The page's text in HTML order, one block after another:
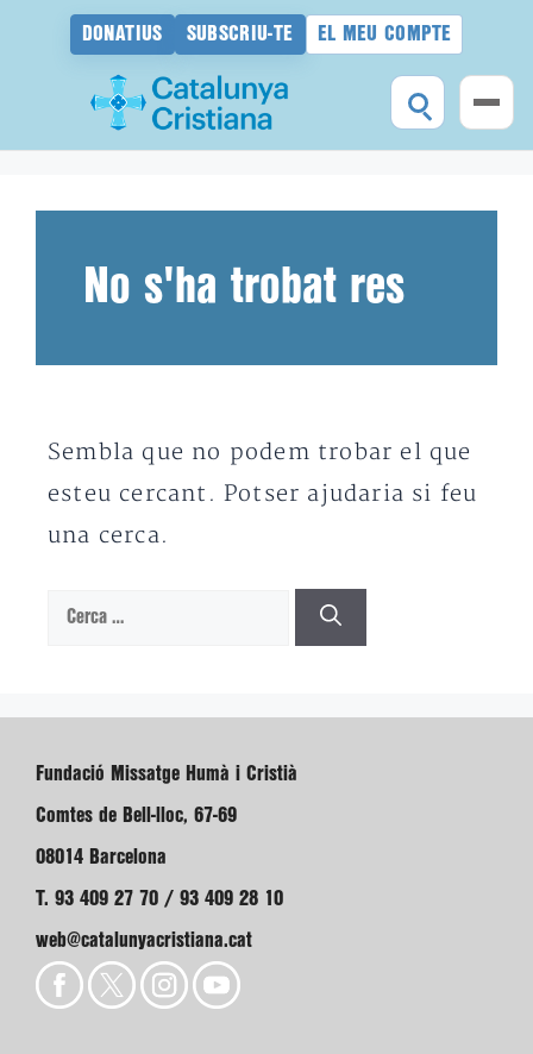
DONATIUS SUBSCRIU-TE EL MEU COMPTE
No s'ha trobat res
Sembla que no podem trobar el que
esteu cercant. Potser ajudaria si feu
una cerca.
Cerca:
Fundació Missatge Humà i Cristià
Comtes de Bell-lloc, 67-69
08014 Barcelona
T. 93 409 27 70 / 93 409 28 10
web@catalunyacristiana.cat